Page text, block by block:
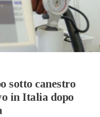
sotto canestro
in Italia dopo